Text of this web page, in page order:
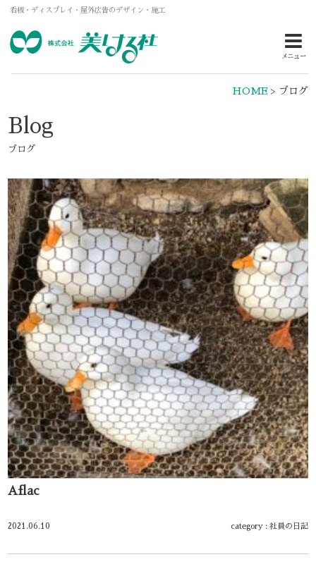
看板・ディスプレイ・屋外広告のデザイン・施工
メニュー
HOME> ブログ
Blog
ブログ
Aflac
2021.06.10 category : 社員の日記